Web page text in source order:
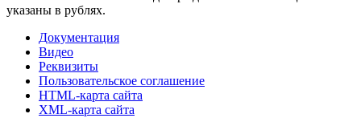
указаны в рублях.
Документация
Видео
Реквизиты
Пользовательское соглашение
HTML-карта сайта
XML-карта сайта